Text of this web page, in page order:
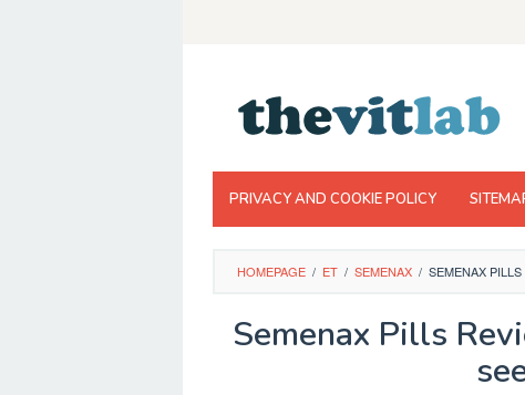
PRIVACY AND COOKIE POLICY
HOMEPAGE / ET / SEMENAX / SEMENAX
Semenax Pills